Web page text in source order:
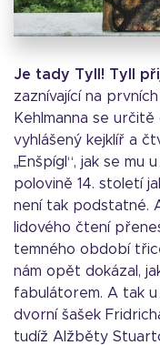
Je tady Tyll! Tyll
zaznívající na
Kehlmanna se
vyhlášený kejklíř a
„Enšpígl“, jak se mu
polovině 14. století
není tak podstatné.
lidového čtení
temného období
nám opět dokázal,
fabulátorem. A tak
dvorní šašek
tudíž Alžběty